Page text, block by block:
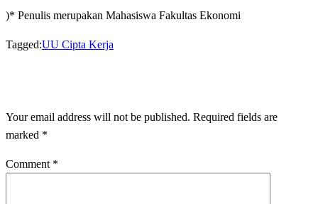
)* Penulis merupakan Mahasiswa Fakultas Ekonomi
Tagged:UU Cipta Kerja
Your email address will not be published. Required fields are
marked *
Comment *